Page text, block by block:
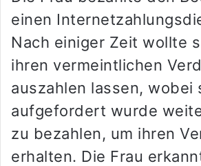
einen
Nach einiger Zeit wollte
ihren vermeintlichen
auszahlen lassen, wobei
aufgefordert wurde
zu bezahlen, um ihren
erhalten. Die Frau